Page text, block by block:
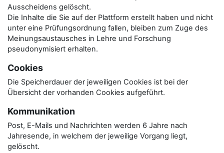
Ausscheidens gelöscht.
Die Inhalte die Sie auf der Plattform erstellt haben und nicht
unter eine Prüfungsordnung fallen, bleiben zum Zuge des
Meinungsaustausches in Lehre und Forschung
pseudonymisiert erhalten.
Cookies
Die Speicherdauer der jeweiligen Cookies ist bei der
Übersicht der vorhanden Cookies aufgeführt.
Kommunikation
Post, E-Mails und Nachrichten werden 6 Jahre nach
Jahresende, in welchem der jeweilige Vorgang liegt,
gelöscht.